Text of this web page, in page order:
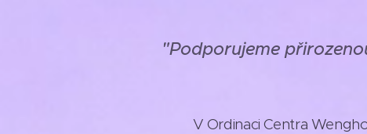
"Podporujeme
V Ordinaci Centra